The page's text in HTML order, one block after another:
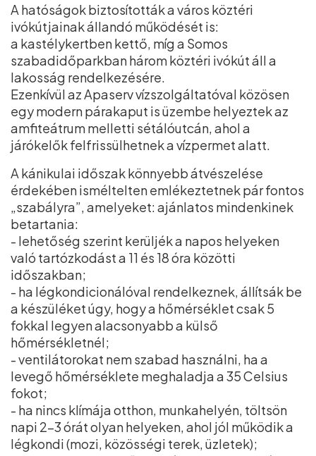
A hatóságok biztosították a város köztéri
ivókútjainak állandó működését is:
a kastélykertben kettő, míg a Somos
szabadidőparkban három köztéri ivókút áll a
lakosság rendelkezésére.
Ezenkívül az Apaserv vízszolgáltatóval közösen
egy modern párakaput is üzembe helyeztek az
amfiteátrum melletti sétálóutcán, ahol a
járókelők felfrissülhetnek a vízpermet alatt.
A kánikulai időszak könnyebb átvészelése
érdekében isméltelten emlékeztetnek pár fontos
„szabályra”, amelyeket: ajánlatos mindenkinek
betartania:
- lehetőség szerint kerüljék a napos helyeken
való tartózkodást a 11 és 18 óra közötti
időszakban;
- ha légkondicionálóval rendelkeznek, állítsák be
a készüléket úgy, hogy a hőmérséklet csak 5
fokkal legyen alacsonyabb a külső
hőmérsékletnél;
- ventilátorokat nem szabad használni, ha a
levegő hőmérséklete meghaladja a 35 Celsius
fokot;
- ha nincs klímája otthon, munkahelyén, töltsön
napi 2-3 órát olyan helyeken, ahol jól működik a
légkondi (mozi, közösségi terek, üzletek);